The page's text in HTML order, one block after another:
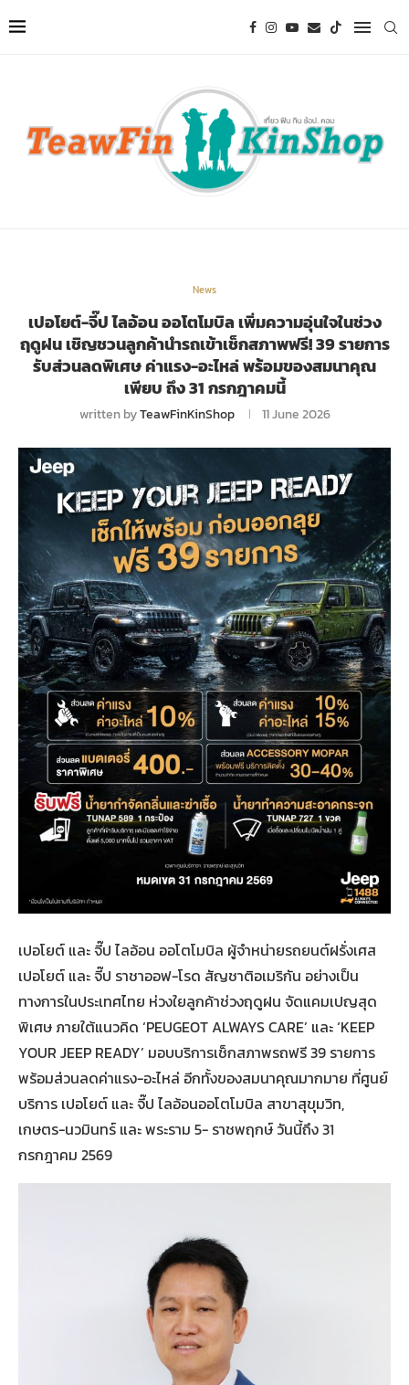
News
เปอโยต์-จี๊ป ไลอ้อน ออโตโมบิล เพิ่มความอุ่นใจในช่วง
ฤดูฝน เชิญชวนลูกค้านำรถเข้าเช็กสภาพฟรี! 39 รายการ
รับส่วนลดพิเศษ ค่าแรง-อะไหล่ พร้อมของสมนาคุณ
เพียบ ถึง 31 กรกฎาคมนี้
written byTeawFinKinShop 11 June 2026
เปอโยต์ และ จี๊ป ไลอ้อน ออโตโมบิล ผู้จำหน่ายรถยนต์ฝรั่งเศส
เปอโยต์ และ จี๊ป ราชาออฟ-โรด สัญชาติอเมริกัน อย่างเป็น
ทางการในประเทศไทย ห่วงใยลูกค้าช่วงฤดูฝน จัดแคมเปญสุด
พิเศษ ภายใต้แนวคิด ‘PEUGEOT ALWAYS CARE’ และ ‘KEEP
YOUR JEEP READY’ มอบบริการเช็กสภาพรถฟรี 39 รายการ
พร้อมส่วนลดค่าแรง-อะไหล่ อีกทั้งของสมนาคุณมากมาย ที่ศูนย์
บริการ เปอโยต์ และ จี๊ป ไลอ้อนออโตโมบิล สาขาสุขุมวิท,
เกษตร-นวมินทร์ และ พระราม 5- ราชพฤกษ์ วันนี้ถึง 31
กรกฎาคม 2569